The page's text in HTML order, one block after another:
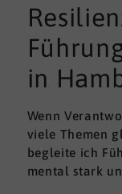
in
Wenn
viele Themen
begleite ich
mental stark